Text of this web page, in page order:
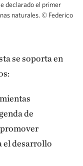
declarado el primer
naturales. © Federico
se so­porta en
de
el desarrollo